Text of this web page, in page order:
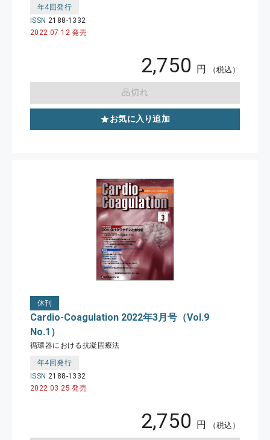
年4回発行
ISSN 2188-1332
2022.07.12 発売
2,750 円 （税込）
品切れ
お気に入り追加
休刊
Cardio-Coagulation 2022年3月号（Vol.9
No.1）
循環器における抗凝固療法
年4回発行
ISSN 2188-1332
2022.03.25 発売
2,750 円 （税込）